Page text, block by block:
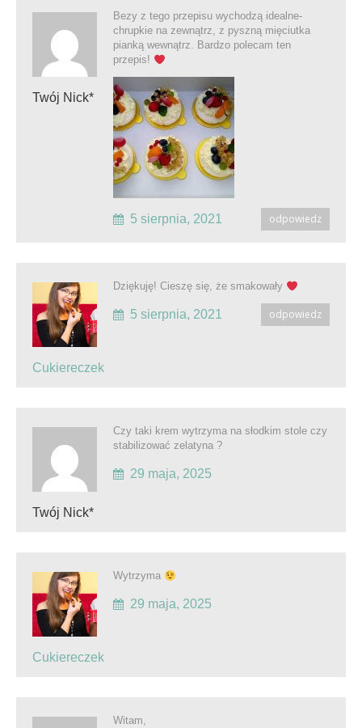
Twój Nick*
Bezy z tego przepisu wychodzą idealne-
chrupkie na zewnątrz, z pyszną mięciutka
pianką wewnątrz. Bardzo polecam ten
przepis!
odpowiedz
5 sierpnia, 2021
Cukiereczek
Dziękuję! Cieszę się, że smakowały
odpowiedz
5 sierpnia, 2021
Twój Nick*
Czy taki krem wytrzyma na słodkim stole czy
stabilizować zelatyna ?
29 maja, 2025
Cukiereczek
Wytrzyma
29 maja, 2025
Witam,